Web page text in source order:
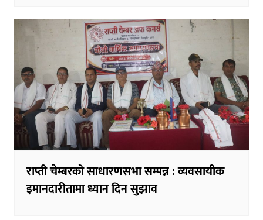
राप्ती चेम्बरको साधारणसभा सम्पन्न : व्यवसायीक
इमानदारीतामा ध्यान दिन सुझाव